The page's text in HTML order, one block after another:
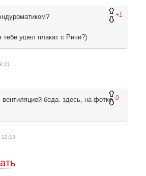
+1
тебе ушел плакат с Ричи?)
0
вентиляцией беда. здесь, на фотке,
12:13